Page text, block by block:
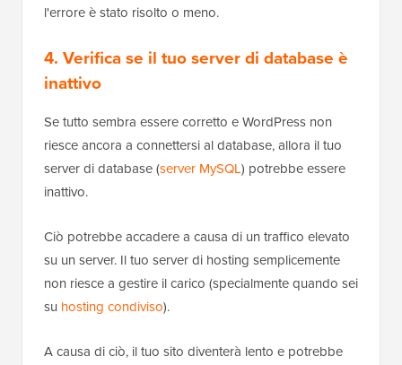
l'errore è stato risolto o meno.
4. Verifica se il tuo server di database è
inattivo
Se tutto sembra essere corretto e WordPress non
riesce ancora a connettersi al database, allora il tuo
server di database (server MySQL) potrebbe essere
inattivo.
Ciò potrebbe accadere a causa di un traffico elevato
su un server. Il tuo server di hosting semplicemente
non riesce a gestire il carico (specialmente quando sei
su hosting condiviso).
A causa di ciò, il tuo sito diventerà lento e potrebbe